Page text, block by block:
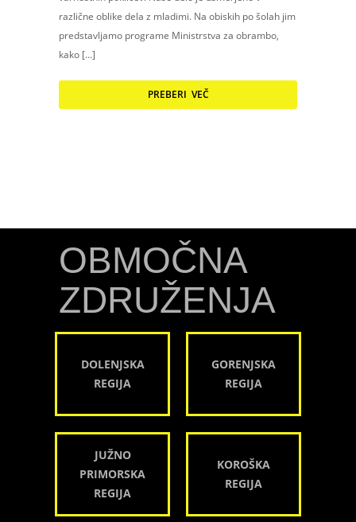
različne oblike dela z mladimi. Na obiskih po šolah jim
predstavljamo programe Ministrstva za obrambo,
kako […]
PREBERI VEČ
OBMOČNA
ZDRUŽENJA
DOLENJSKA
REGIJA
GORENJSKA
REGIJA
JUŽNO
PRIMORSKA
REGIJA
KOROŠKA
REGIJA